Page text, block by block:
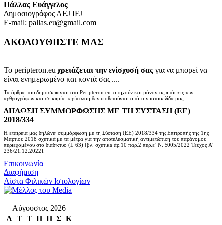
Πάλλας Ευάγγελος
Δημοσιογράφος AEJ ΙFJ
E-mail: pallas.eu@gmail.com
ΑΚΟΛΟΥΘΗΣΤΕ ΜΑΣ
Το peripteron.eu χρειάζεται την ενίσχυσή σας για να μπορεί να
είναι ενημερωμένο και κοντά σας.....
Τα άρθρα που δημοσιεύονται στο Peripteron.eu, απηχούν και μόνον τις απόψεις των
αρθρογράφων και σε καμία περίπτωση δεν υιοθετούνται από την ιστοσελίδα μας.
ΔΗΛΩΣΗ ΣΥΜΜΟΡΦΩΣΗΣ ΜΕ ΤΗ ΣΥΣΤΑΣΗ (ΕΕ)
2018/334
Η εταιρεία μας δηλώνει συμμόρφωση με τη Σύσταση (ΕΕ) 2018/334 της Επιτροπής της 1ης
Μαρτίου 2018 σχετικά με τα μέτρα για την αποτελεσματική αντιμετώπιση του παράνομου
περιεχομένου στο διαδίκτυο (L 63) [βλ. σχετικά άρ.10 παρ.2 περ.ε’ Ν. 5005/2022 Τεύχος A’
236/21.12.2022].
Επικοινωνία
Διαφήμιση
Λίστα Φιλικών Ιστολογίων
Αύγουστος 2026
Δ Τ Τ Π Π Σ Κ